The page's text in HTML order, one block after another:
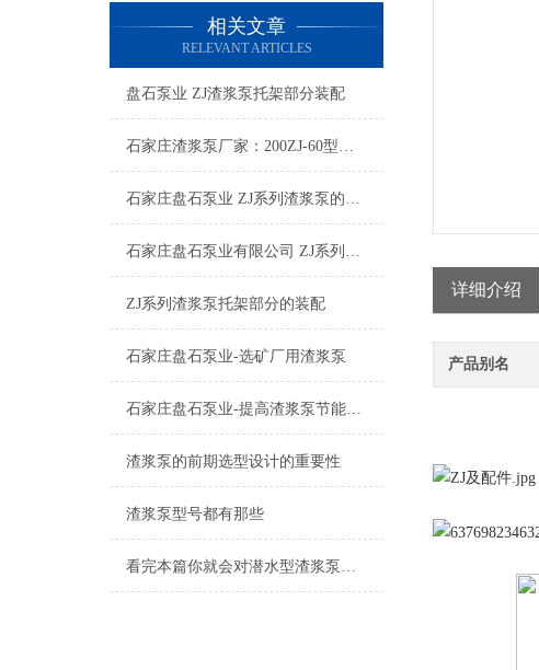
相关文章
RELEVANT ARTICLES
盘石泵业 ZJ渣浆泵托架部分装配
石家庄渣浆泵厂家：200ZJ-60型渣浆泵
石家庄盘石泵业 ZJ系列渣浆泵的特点及其应用
石家庄盘石泵业有限公司 ZJ系列渣浆泵工作原理
ZJ系列渣浆泵托架部分的装配
石家庄盘石泵业-选矿厂用渣浆泵
石家庄盘石泵业-提高渣浆泵节能的四大方法篇
渣浆泵的前期选型设计的重要性
渣浆泵型号都有那些
看完本篇你就会对潜水型渣浆泵有更多了解
详细介绍
产品别名